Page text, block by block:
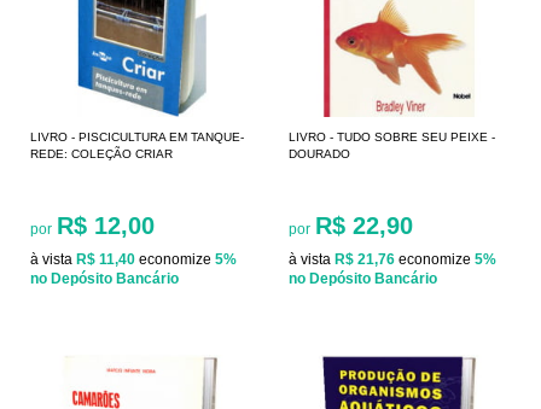
LIVRO - PISCICULTURA EM TANQUE-
REDE: COLEÇÃO CRIAR
por R$ 12,00
à vista R$ 11,40 economize 5%
no Depósito Bancário
LIVRO - TUDO SOBRE SEU PEIXE -
DOURADO
por R$ 22,90
à vista R$ 21,76 economize 5%
no Depósito Bancário